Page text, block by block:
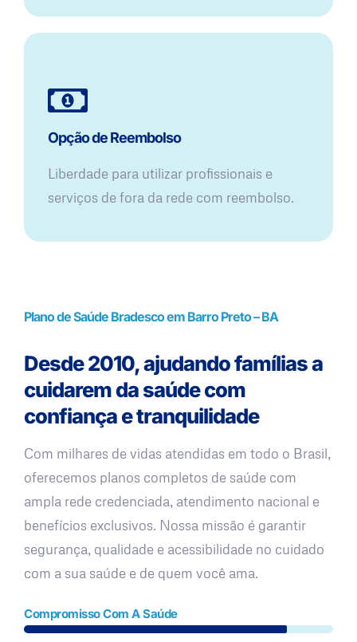
Opção de Reembolso
Liberdade para utilizar profissionais e
serviços de fora da rede com reembolso.
Plano de Saúde Bradesco em Barro Preto – BA
Desde 2010, ajudando famílias a
cuidarem da saúde com
confiança e tranquilidade
Com milhares de vidas atendidas em todo o Brasil,
oferecemos planos completos de saúde com
ampla rede credenciada, atendimento nacional e
benefícios exclusivos. Nossa missão é garantir
segurança, qualidade e acessibilidade no cuidado
com a sua saúde e de quem você ama.
Compromisso Com A Saúde